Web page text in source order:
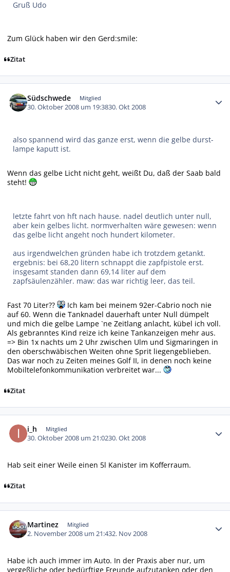
Gruß Udo
Zum Glück haben wir den Gerd:smile:
Zitat
Südschwede Mitglied
30. Oktober 2008 um 19:3830. Okt 2008
also spannend wird das ganze erst, wenn die gelbe durst-
lampe kaputt ist.
Wenn das gelbe Licht nicht geht, weißt Du, daß der Saab bald
steht!
letzte fahrt von hft nach hause. nadel deutlich unter null,
aber kein gelbes licht. normverhalten wäre gewesen: wenn
das gelbe licht angeht noch hundert kilometer.
aus irgendwelchen gründen habe ich trotzdem getankt.
ergebnis: bei 68,20 litern schnappt die zapfpistole erst.
insgesamt standen dann 69,14 liter auf dem
zapfsäulenzähler. maw: das war richtig leer, das teil.
Fast 70 Liter??
Ich kam bei meinem 92er-Cabrio noch nie
auf 60. Wenn die Tanknadel dauerhaft unter Null dümpelt
und mich die gelbe Lampe `ne Zeitlang anlacht, kübel ich voll.
Als gebranntes Kind reize ich keine Tankanzeigen mehr aus.
=> Bin 1x nachts um 2 Uhr zwischen Ulm und Sigmaringen in
den oberschwäbischen Weiten ohne Sprit liegengeblieben.
Das war noch zu Zeiten meines Golf II, in denen noch keine
Mobiltelefonkommunikation verbreitet war...
Zitat
i_h Mitglied
30. Oktober 2008 um 21:0230. Okt 2008
Hab seit einer Weile einen 5l Kanister im Kofferraum.
Zitat
Martinez Mitglied
2. November 2008 um 21:432. Nov 2008
Habe ich auch immer im Auto. In der Praxis aber nur, um
vergeßliche oder bedürftige Freunde aufzutanken oder den